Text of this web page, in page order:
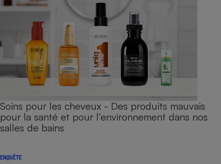
Soins pour les cheveux - Des produits mauvais
pour la santé et pour l’environnement dans nos
salles de bains
ENQUÊTE